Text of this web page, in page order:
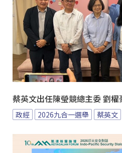
蔡英文出任陳瑩競總主委 劉櫂
政經 2026九合一選舉 蔡英文